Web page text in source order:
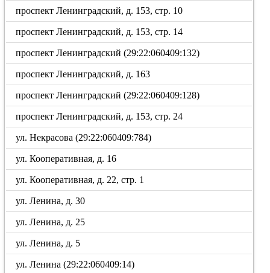
проспект Ленинградский, д. 153, стр. 10
проспект Ленинградский, д. 153, стр. 14
проспект Ленинградский (29:22:060409:132)
проспект Ленинградский, д. 163
проспект Ленинградский (29:22:060409:128)
проспект Ленинградский, д. 153, стр. 24
ул. Некрасова (29:22:060409:784)
ул. Кооперативная, д. 16
ул. Кооперативная, д. 22, стр. 1
ул. Ленина, д. 30
ул. Ленина, д. 25
ул. Ленина, д. 5
ул. Ленина (29:22:060409:14)